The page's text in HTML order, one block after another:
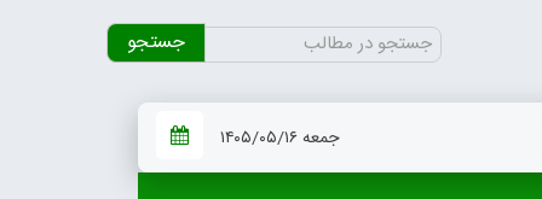
جستجو
برای:
جمعه ۱۴۰۵/۰۵/۱۶